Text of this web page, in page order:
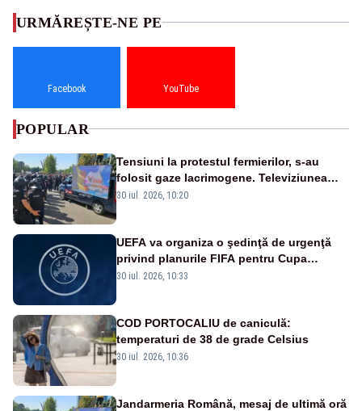
URMĂREȘTE-NE PE
Facebook YouTube
POPULAR
Tensiuni la protestul fermierilor, s-au
folosit gaze lacrimogene. Televiziunea
Poporului face apel la calm – LIVE TEXT
30 iul. 2026, 10:20
UEFA va organiza o şedinţă de urgenţă
privind planurile FIFA pentru Cupa
Mondială
30 iul. 2026, 10:33
COD PORTOCALIU de caniculă:
temperaturi de 38 de grade Celsius
30 iul. 2026, 10:36
Jandarmeria Română, mesaj de ultimă oră